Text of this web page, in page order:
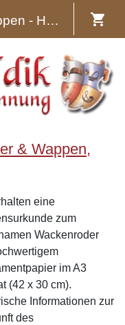
Familiennamen & Wappen - Heraldik
& Wappen,
eine
zum
Wackenroder
im A3
(42 x 30 cm).
Informationen zur
des